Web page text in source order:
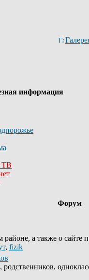
информация
ТВ
Форум
а также о сайте
, fizik